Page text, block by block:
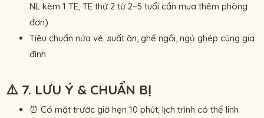
NL kèm 1 TE; TE thứ 2 từ 2–5 tuổi cần mua thêm phòng
đơn).
Tiêu chuẩn nửa vé: suất ăn, ghế ngồi, ngủ ghép cùng gia
đình.
⚠️ 7. LƯU Ý & CHUẨN BỊ
⏰ Có mặt trước giờ hẹn 10 phút; lịch trình có thể linh